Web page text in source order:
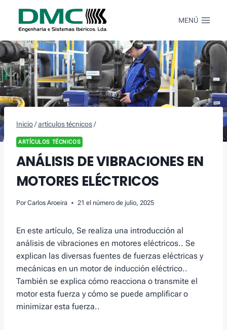
Contenido
MENÚ
Inicio/artículos técnicos/
ARTÍCULOS TÉCNICOS
ANÁLISIS DE VIBRACIONES EN
MOTORES ELÉCTRICOS
Por Carlos Aroeira 21 el número de julio, 2025
En este artículo, Se realiza una introducción al
análisis de vibraciones en motores eléctricos.. Se
explican las diversas fuentes de fuerzas eléctricas y
mecánicas en un motor de inducción eléctrico..
También se explica cómo reacciona o transmite el
motor esta fuerza y ​​cómo se puede amplificar o
minimizar esta fuerza..